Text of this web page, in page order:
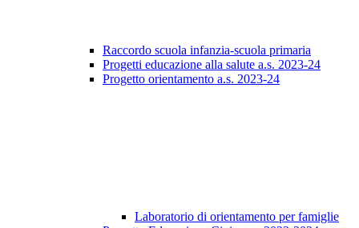
Raccordo scuola infanzia-scuola primaria
Progetti educazione alla salute a.s. 2023-24
Progetto orientamento a.s. 2023-24
Laboratorio di orientamento per famiglie